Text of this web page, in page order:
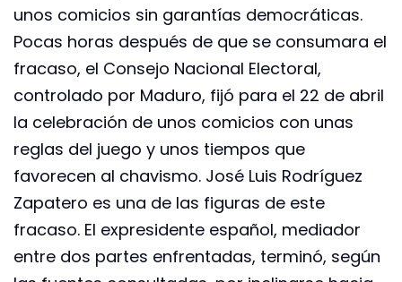
unos comicios sin garantías democráticas.
Pocas horas después de que se consumara el
fracaso, el Consejo Nacional Electoral,
controlado por Maduro, fijó para el 22 de abril
la celebración de unos comicios con unas
reglas del juego y unos tiempos que
favorecen al chavismo. José Luis Rodríguez
Zapatero es una de las figuras de este
fracaso. El expresidente español, mediador
entre dos partes enfrentadas, terminó, según